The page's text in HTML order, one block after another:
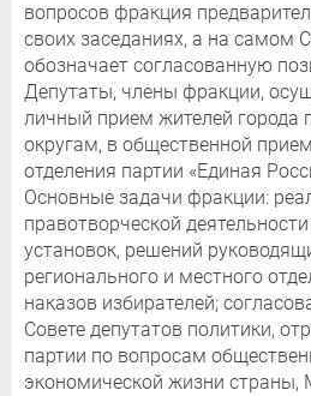
вопросов фракция
своих заседаниях, а на самом
обозначает согласованную
Депутаты, члены фракции,
личный прием жителей города
округам, в общественной
отделения партии «Единая
Основные задачи фракции:
правотворческой
установок, решений
регионального и местного
наказов избирателей;
Совете депутатов политики,
партии по вопросам
экономической жизни страны,